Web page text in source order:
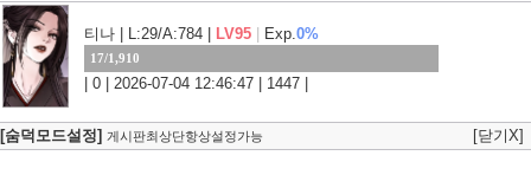
웹툰 이미지 츄온2
티나 | L:29/A:784 | LV95 Exp.0%
17/1,910
| 0 | 2026-07-04 12:46:47 | 1447 |
[숨덕모드설정] 게시판최상단항상설정가능 [닫기X]